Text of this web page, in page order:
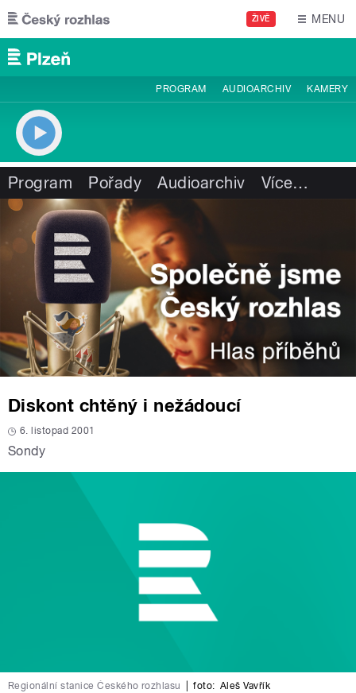
Přejít k hlavnímu obsahu
ŽIVĚ MENU
PROGRAM AUDIOARCHIV KAMERY
Program Pořady Audioarchiv Více…
Diskont chtěný i nežádoucí
6. listopad 2001
Sondy
Regionální stanice Českého rozhlasu foto: Aleš Vavřík